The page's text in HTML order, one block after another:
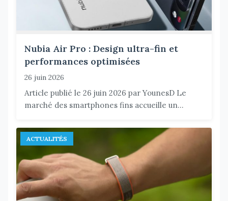
Nubia Air Pro : Design ultra-fin et
performances optimisées
26 juin 2026
Article publié le 26 juin 2026 par YounesD Le
marché des smartphones fins accueille un...
ACTUALITÉS